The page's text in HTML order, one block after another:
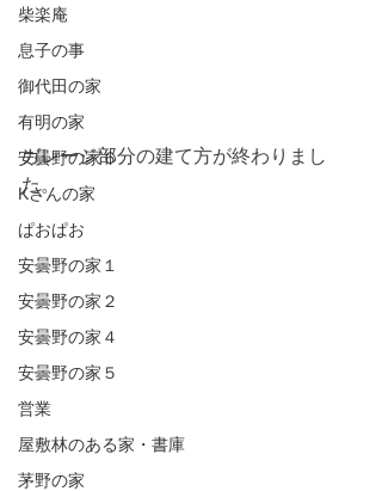
柴楽庵
息子の事
御代田の家
有明の家
安曇野の家６
Kさんの家
ぱおぱお
安曇野の家１
安曇野の家２
安曇野の家４
安曇野の家５
営業
屋敷林のある家・書庫
茅野の家
ガレージ部分の建て方が終わりまし
た。